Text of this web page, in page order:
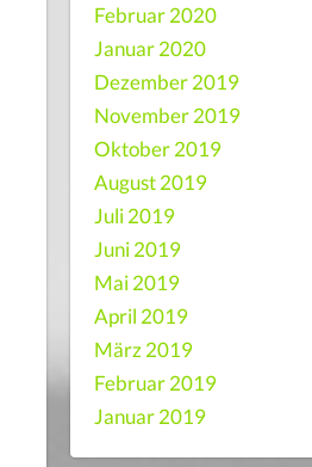
Februar 2020
Januar 2020
Dezember 2019
November 2019
Oktober 2019
August 2019
Juli 2019
Juni 2019
Mai 2019
April 2019
März 2019
Februar 2019
Januar 2019